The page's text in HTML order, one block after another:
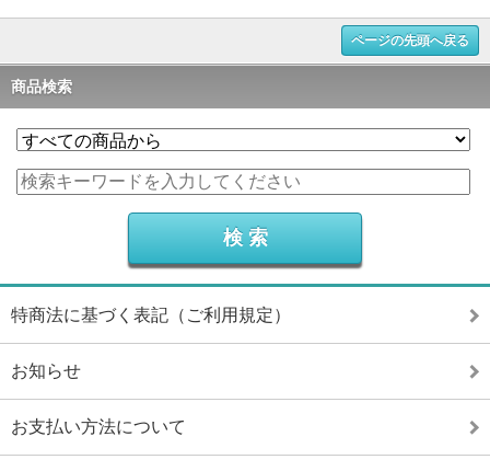
ページの先頭へ戻る
商品検索
特商法に基づく表記（ご利用規定）
お知らせ
お支払い方法について